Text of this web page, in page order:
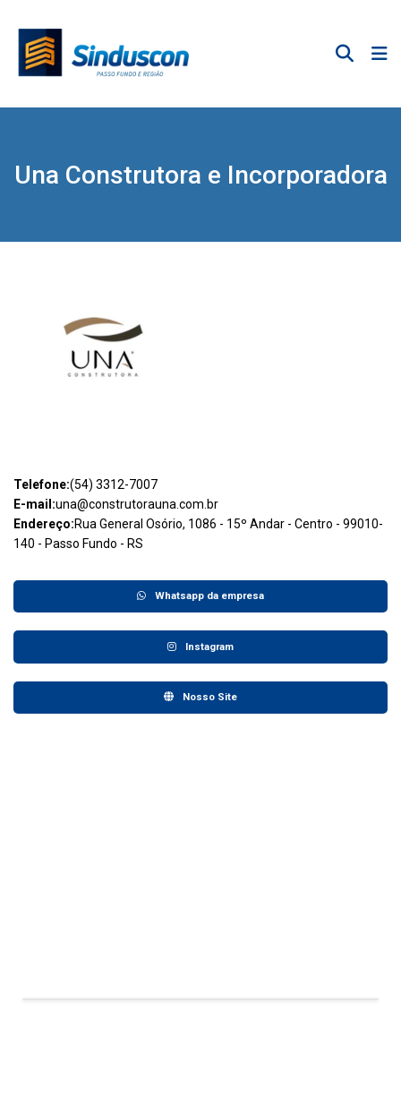
Una Construtora e Incorporadora
Telefone:(54) 3312-7007
E-mail:una@construtorauna.com.br
Endereço:Rua General Osório, 1086 - 15º Andar - Centro - 99010-
140 - Passo Fundo - RS
Whatsapp da empresa
Instagram
Nosso Site